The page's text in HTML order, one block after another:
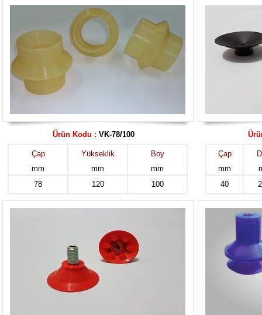
Ürün Kodu : VK-78/100
Çap
mm
Yükseklik
mm
Boy
mm
78
120 100
Çap
mm
40